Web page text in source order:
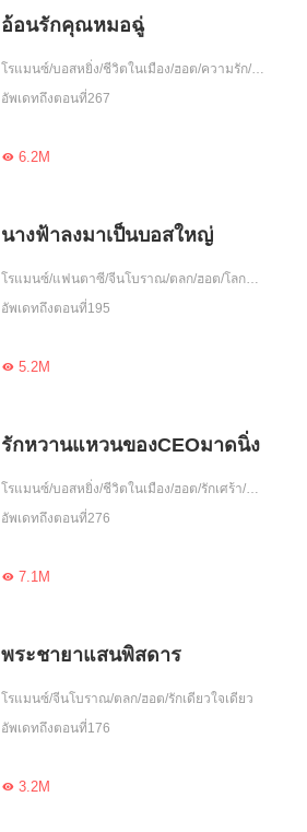
อ้อนรักคุณหมอฉู่
โรแมนซ์/บอสหยิ่ง/ชีวิตในเมือง/ฮอต/ความรัก/รักเดียวใจเดียว/อ่อนโยน/จบ
อัพเดทถึงตอนที่267
6.2M
นางฟ้าลงมาเป็นบอสใหญ่
โรแมนซ์/แฟนตาซี/จีนโบราณ/ตลก/ฮอต/โลกลึกลับ/ความรัก/โชคชะตา
อัพเดทถึงตอนที่195
5.2M
รักหวานแหวนของCEOมาดนิ่ง
โรแมนซ์/บอสหยิ่ง/ชีวิตในเมือง/ฮอต/รักเศร้า/หนีพร้อมลูก/ความรัก/รักคืนเดียว/รักเดียวใจเดียว/เอาแต่ใจ/อดทน/จบ
อัพเดทถึงตอนที่276
7.1M
พระชายาแสนพิสดาร
โรแมนซ์/จีนโบราณ/ตลก/ฮอต/รักเดียวใจเดียว
อัพเดทถึงตอนที่176
3.2M